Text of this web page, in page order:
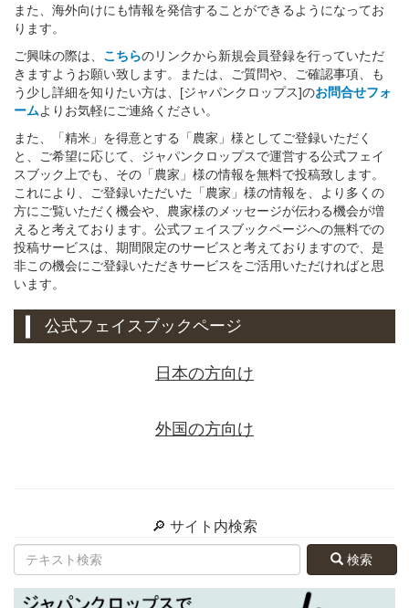
また、海外向けにも情報を発信することができるようになってお
ります。
ご興味の際は、 こちらのリンクから新規会員登録を行っていただ
きますようお願い致します。または、ご質問や、ご確認事項、も
う少し詳細を知りたい方は、[ジャパンクロップス]のお問合せフォ
ームよりお気軽にご連絡ください。
また、「精米」を得意とする「農家」様としてご登録いただく
と、ご希望に応じて、ジャパンクロップスで運営する公式フェイ
スブック上でも、その「農家」様の情報を無料で投稿致します。
これにより、ご登録いただいた「農家」様の情報を、より多くの
方にご覧いただく機会や、農家様のメッセージが伝わる機会が増
えると考えております。公式フェイスブックページへの無料での
投稿サービスは、期間限定のサービスと考えておりますので、是
非この機会にご登録いただきサービスをご活用いただければと思
います。
公式フェイスブックページ
日本の方向け
外国の方向け
🔎 サイト内検索
検索